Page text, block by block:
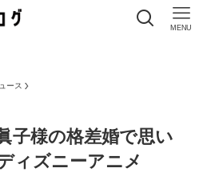
MENU
ース
子様の格差婚で思い
ィズニーアニメ